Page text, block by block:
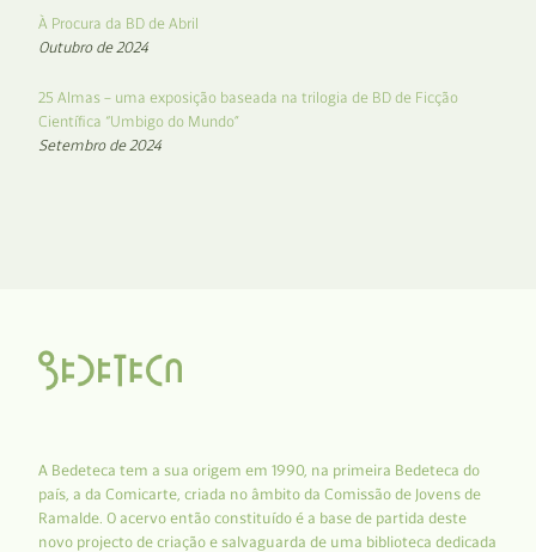
À Procura da BD de Abril
Outubro de 2024
25 Almas – uma exposição baseada na trilogia de BD de Ficção
Científica “Umbigo do Mundo”
Setembro de 2024
A Bedeteca tem a sua origem em 1990, na primeira Bedeteca do
país, a da Comicarte, criada no âmbito da Comissão de Jovens de
Ramalde. O acervo então constituído é a base de partida deste
novo projecto de criação e salvaguarda de uma biblioteca dedicada